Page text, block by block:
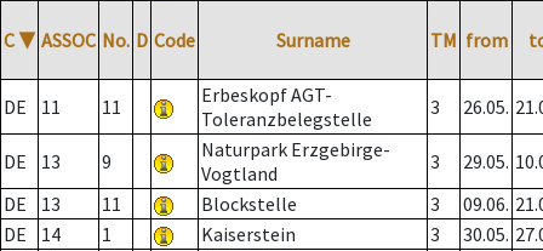
C ▼ ASSOC No. D Code Surname TM from
DE 11 11
Erbeskopf AGT-
Toleranzbelegstelle
3 26.05.
DE 13 9
Naturpark Erzgebirge-
Vogtland
3 29.05.
DE
13 11 Blockstelle 3 09.06.
DE
14 1 Kaiserstein 3 30.05.